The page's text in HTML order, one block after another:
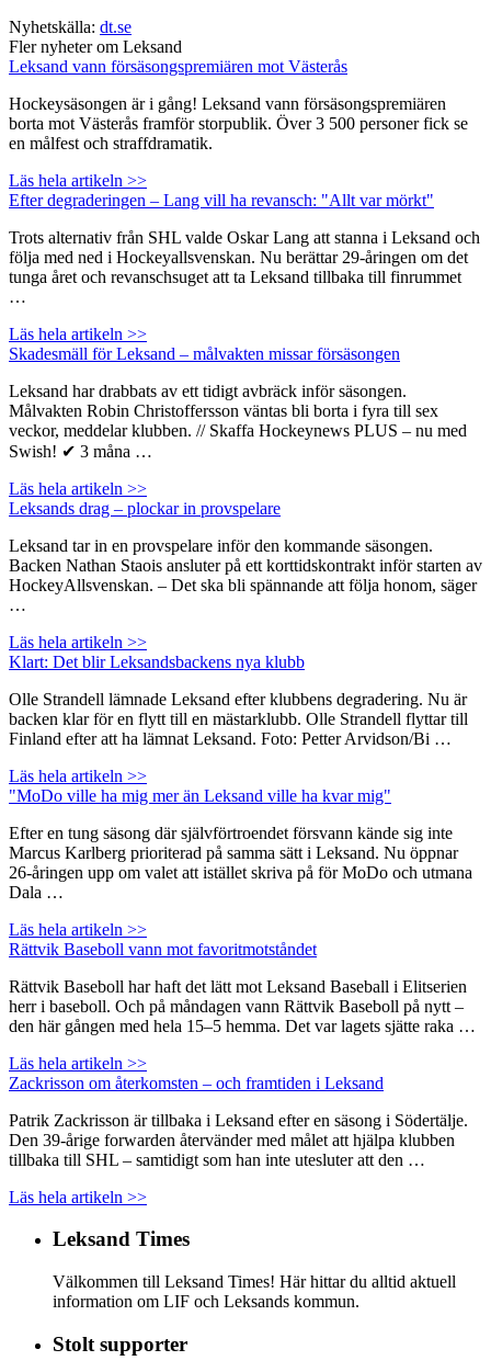
Nyhetskälla: dt.se
Fler nyheter om Leksand
Leksand vann försäsongspremiären mot Västerås
Hockeysäsongen är i gång! Leksand vann försäsongspremiären
borta mot Västerås framför storpublik. Över 3 500 personer fick se
en målfest och straffdramatik.
Läs hela artikeln >>
Efter degraderingen – Lang vill ha revansch: "Allt var mörkt"
Trots alternativ från SHL valde Oskar Lang att stanna i Leksand och
följa med ned i Hockeyallsvenskan. Nu berättar 29-åringen om det
tunga året och revanschsuget att ta Leksand tillbaka till finrummet
…
Läs hela artikeln >>
Skadesmäll för Leksand – målvakten missar försäsongen
Leksand har drabbats av ett tidigt avbräck inför säsongen.
Målvakten Robin Christoffersson väntas bli borta i fyra till sex
veckor, meddelar klubben. // Skaffa Hockeynews PLUS – nu med
Swish! ✔ 3 måna …
Läs hela artikeln >>
Leksands drag – plockar in provspelare
Leksand tar in en provspelare inför den kommande säsongen.
Backen Nathan Staois ansluter på ett korttidskontrakt inför starten av
HockeyAllsvenskan. – Det ska bli spännande att följa honom, säger
…
Läs hela artikeln >>
Klart: Det blir Leksandsbackens nya klubb
Olle Strandell lämnade Leksand efter klubbens degradering. Nu är
backen klar för en flytt till en mästarklubb. Olle Strandell flyttar till
Finland efter att ha lämnat Leksand. Foto: Petter Arvidson/Bi …
Läs hela artikeln >>
"MoDo ville ha mig mer än Leksand ville ha kvar mig"
Efter en tung säsong där självförtroendet försvann kände sig inte
Marcus Karlberg prioriterad på samma sätt i Leksand. Nu öppnar
26-åringen upp om valet att istället skriva på för MoDo och utmana
Dala …
Läs hela artikeln >>
Rättvik Baseboll vann mot favoritmotståndet
Rättvik Baseboll har haft det lätt mot Leksand Baseball i Elitserien
herr i baseboll. Och på måndagen vann Rättvik Baseboll på nytt –
den här gången med hela 15–5 hemma. Det var lagets sjätte raka …
Läs hela artikeln >>
Zackrisson om återkomsten – och framtiden i Leksand
Patrik Zackrisson är tillbaka i Leksand efter en säsong i Södertälje.
Den 39-årige forwarden återvänder med målet att hjälpa klubben
tillbaka till SHL – samtidigt som han inte utesluter att den …
Läs hela artikeln >>
Leksand Times
Välkommen till Leksand Times! Här hittar du alltid aktuell
information om LIF och Leksands kommun.
Stolt supporter